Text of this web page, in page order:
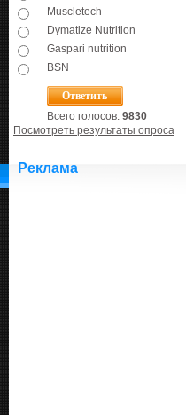
Muscletech
Dymatize Nutrition
Gaspari nutrition
BSN
Всего голосов: 9830
Посмотреть результаты опроса
Реклама